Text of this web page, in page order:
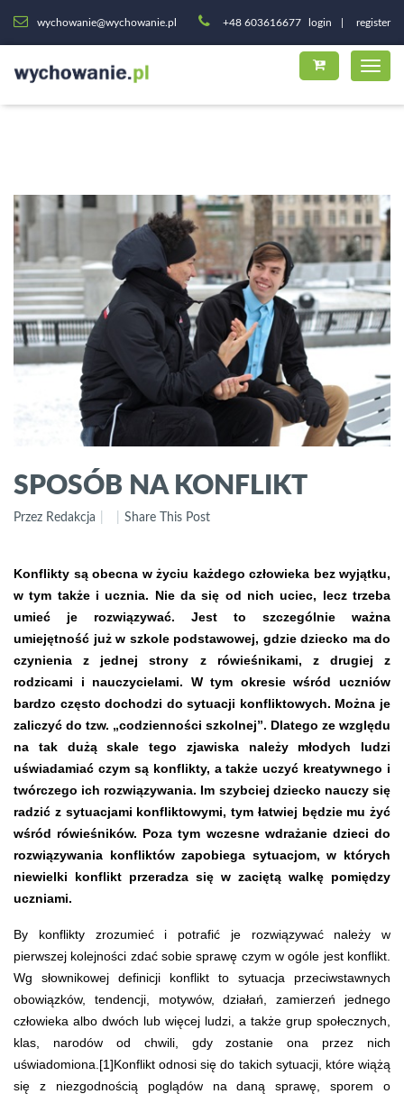
wychowanie@wychowanie.pl +48 603616677 login register
SPOSÓB NA KONFLIKT
Przez Redakcja Share This Post
Konflikty są obecna w życiu każdego człowieka bez wyjątku,
w tym także i ucznia. Nie da się od nich uciec, lecz trzeba
umieć je rozwiązywać. Jest to szczególnie ważna
umiejętność już w szkole podstawowej, gdzie dziecko ma do
czynienia z jednej strony z rówieśnikami, z drugiej z
rodzicami i nauczycielami. W tym okresie wśród uczniów
bardzo często dochodzi do sytuacji konfliktowych. Można je
zaliczyć do tzw. „codzienności szkolnej”. Dlatego ze względu
na tak dużą skale tego zjawiska należy młodych ludzi
uświadamiać czym są konflikty, a także uczyć kreatywnego i
twórczego ich rozwiązywania. Im szybciej dziecko nauczy się
radzić z sytuacjami konfliktowymi, tym łatwiej będzie mu żyć
wśród rówieśników. Poza tym wczesne wdrażanie dzieci do
rozwiązywania konfliktów zapobiega sytuacjom, w których
niewielki konflikt przeradza się w zaciętą walkę pomiędzy
uczniami.
By konflikty zrozumieć i potrafić je rozwiązywać należy w
pierwszej kolejności zdać sobie sprawę czym w ogóle jest konflikt.
Wg słownikowej definicji konflikt to sytuacja przeciwstawnych
obowiązków, tendencji, motywów, działań, zamierzeń jednego
człowieka albo dwóch lub więcej ludzi, a także grup społecznych,
klas, narodów od chwili, gdy zostanie ona przez nich
uświadomiona.[1]Konflikt odnosi się do takich sytuacji, które wiążą
się z niezgodnością poglądów na daną sprawę, sporem o